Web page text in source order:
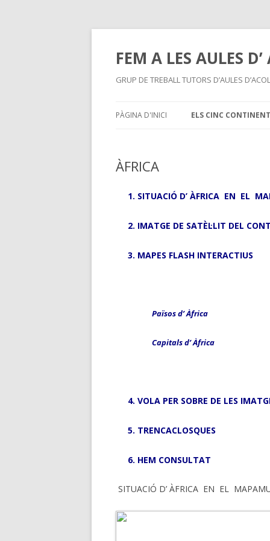
FEM A LES AULES
GRUP DE TREBALL TUTORS D’AULES
PÀGINA D'INICI ELS CINC
ÀFRICA
SITUACIÓ D’ ÀFRICA EN EL
IMATGE DE SATÈL·LIT DEL
MAPES FLASH INTERACTIUS
Països d’ Àfrica
Capitals d’ Àfrica
VOLA PER SOBRE DE LES
TRENCACLOSQUES
HEM CONSULTAT
SITUACIÓ D’ ÀFRICA EN EL